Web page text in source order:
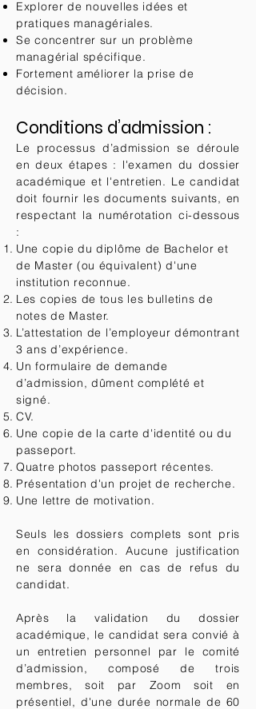
Explorer de nouvelles idées et
pratiques managériales.
Se concentrer sur un problème
managérial spécifique.
Fortement améliorer la prise de
décision.
Conditions d’admission :
Le processus d’admission se déroule
en deux étapes : l'examen du dossier
académique et l'entretien. Le candidat
doit fournir les documents suivants, en
respectant la numérotation ci-dessous
:
Une copie du diplôme de Bachelor et
de Master (ou équivalent) d'une
institution reconnue.
Les copies de tous les bulletins de
notes de Master.
L’attestation de l’employeur démontrant
3 ans d’expérience.
Un formulaire de demande
d’admission, dûment complété et
signé.
CV.
Une copie de la carte d'identité ou du
passeport.
Quatre photos passeport récentes.
Présentation d'un projet de recherche.
Une lettre de motivation.
Seuls les dossiers complets sont pris
en considération. Aucune justification
ne sera donnée en cas de refus du
candidat.
Après la validation du dossier
académique, le candidat sera convié à
un entretien personnel par le comité
d’admission, composé de trois
membres, soit par Zoom soit en
présentiel, d'une durée normale de 60